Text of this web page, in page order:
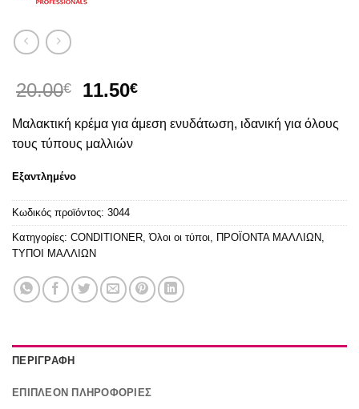
20.00€
Original
was:
20.00€.
11.50€Η
τιμή
Μαλακτική κρέμα για άμεση ενυδάτωση, ιδανική για όλους
τους τύπους μαλλιών
Εξαντλημένο
Κωδικός προϊόντος: 3044
Κατηγορίες: CONDITIONER,Όλοι οι τύποι, ΠΡΟΪΟΝΤΑ ΜΑΛΛΙΩΝ,
ΤΥΠΟΙ ΜΑΛΛΙΩΝ
ΠΕΡΙΓΡΑΦΉ
ΕΠΙΠΛΈΟΝ ΠΛΗΡΟΦΟΡΊΕΣ